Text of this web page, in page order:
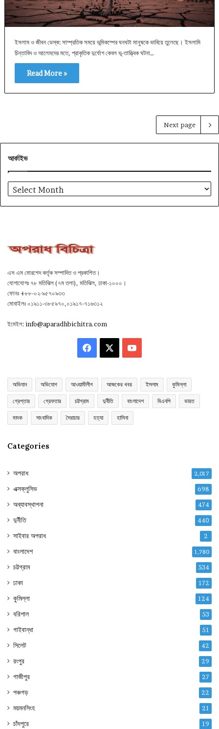
ইসলাম ও জীবন ডেস্ক: সাম্প্রতিক সময়ে ভূমিকম্পের ঘনঘটা মানুষকে ভাবিয়ে তুলেছে। ইসলামি
চিন্তাবিদ ও আলেমদের মতে, প্রাকৃতিক দুর্যোগ কেবল ভূ-তাত্ত্বিক ঘটনা…
Read More »
Next page
আর্কাইভ
আর্কাইভ
এস এম মোরশেদ কর্তৃক সম্পাদিত ও প্রকাশিত।
যোগাযোগঃ ৭৮ মতিঝিল (৭ম তলা), মতিঝিল, ঢাকা-১০০০।
ফোনঃ +৮৮-০২-৯৫৭০৯৩৩
মোবাইলঃ ০১৯১১-৩৮৫৯৭০,০১৯১৭-৭১৬৩১২
ইমেইল:info@aparadhbichitra.com
Facebook YouTube
অভিযান অভিযোগ আওয়ামীলীগ আজকের খবর ইসলাম কুমিল্লা
গ্রেপ্তার গ্রেফতার চট্টগ্রাম দুর্নীতি বাংলাদেশ বিএনপি ভারত
মাদক সাংবাদিক সৈরাচার হত্যা হাসিনা
Categories
অপরাধ 2,017
এক্সক্লুসিভ 698
অব্যাবস্থাপনা 474
দুর্নীতি 440
সাইবার অপরাধ 2
বাংলাদেশ 1,780
চট্টগ্রাম 534
ঢাকা 172
কুমিল্লা 124
বরিশাল 53
গাইবান্ধা 51
সিলেট 42
রংপুর 29
গাজীপুর 27
পঞ্চগড় 22
ময়মনসিংহ 21
চাঁদপুরে 19